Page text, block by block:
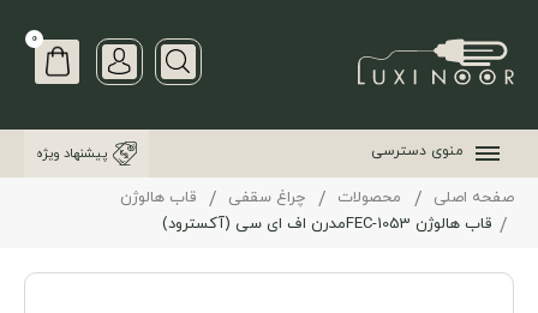
0
منوی دسترسی پیشنهاد ویژه
صفحه اصلی محصولات چراغ سقفی
قاب هالوژن
قاب هالوژن FEC-1053مدرن اف ای سی (آکسترود)